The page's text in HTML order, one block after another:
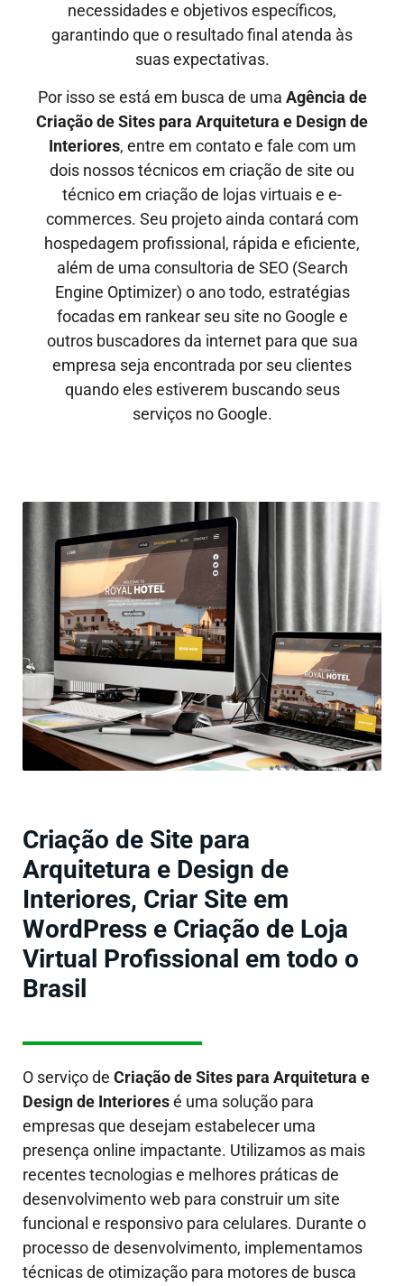
necessidades e objetivos específicos,
garantindo que o resultado final atenda às
suas expectativas.
Por isso se está em busca de uma Agência de
Criação de Sites para Arquitetura e Design de
Interiores, entre em contato e fale com um
dois nossos técnicos em criação de site ou
técnico em criação de lojas virtuais e e-
commerces. Seu projeto ainda contará com
hospedagem profissional, rápida e eficiente,
além de uma consultoria de SEO (Search
Engine Optimizer) o ano todo, estratégias
focadas em rankear seu site no Google e
outros buscadores da internet para que sua
empresa seja encontrada por seu clientes
quando eles estiverem buscando seus
serviços no Google.
Criação de Site para
Arquitetura e Design de
Interiores, Criar Site em
WordPress e Criação de Loja
Virtual Profissional em todo o
Brasil
O serviço de Criação de Sites para Arquitetura e
Design de Interioresé uma solução para
empresas que desejam estabelecer uma
presença online impactante. Utilizamos as mais
recentes tecnologias e melhores práticas de
desenvolvimento web para construir um site
funcional e responsivo para celulares. Durante o
processo de desenvolvimento, implementamos
técnicas de otimização para motores de busca